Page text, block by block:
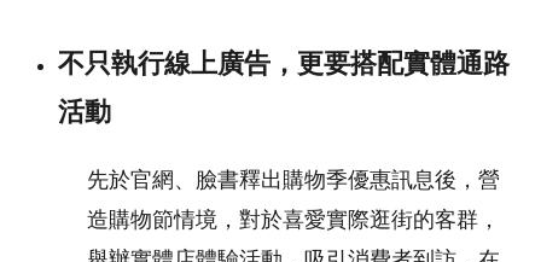
不只執行線上廣告，更要搭配實體通路
活動
先於官網、臉書釋出購物季優惠訊息後，營
造購物節情境，對於喜愛實際逛街的客群，